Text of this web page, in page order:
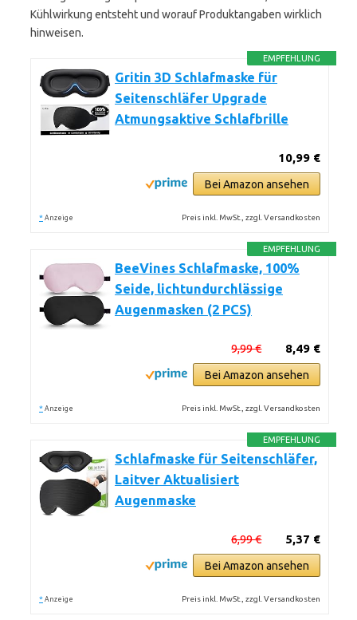
Kühlwirkung entsteht und worauf Produktangaben wirklich
hinweisen.
EMPFEHLUNG
Gritin 3D Schlafmaske für
Seitenschläfer Upgrade
Atmungsaktive Schlafbrille
10,99 €
Bei Amazon ansehen
* Anzeige Preis inkl. MwSt., zzgl. Versandkosten
EMPFEHLUNG
BeeVines Schlafmaske, 100%
Seide, lichtundurchlässige
Augenmasken (2 PCS)
8,49 €
9,99 €
Bei Amazon ansehen
* Anzeige Preis inkl. MwSt., zzgl. Versandkosten
EMPFEHLUNG
Schlafmaske für Seitenschläfer,
Laitver Aktualisiert
Augenmaske
5,37 €
6,99 €
Bei Amazon ansehen
* Anzeige Preis inkl. MwSt., zzgl. Versandkosten